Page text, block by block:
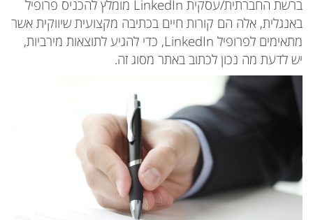
ברשת החברתית/עסקית LinkedIn מומלץ להכניס פרופיל
באנגלית, אלה הם קורות חיים בכתיבה מקצועית שיווקית אשר
מתאימים לפרופיל LinkedIn, כדי להגיע לתוצאות מירביות,
יש לדעת מה נכון לכתוב באתר מסוג זה.